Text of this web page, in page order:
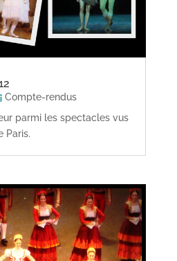
Compte-rendus
parmi les spectacles vus
Paris.